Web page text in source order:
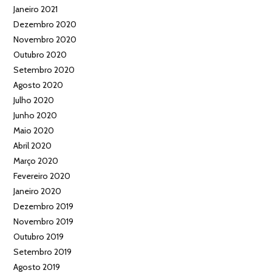
Janeiro 2021
Dezembro 2020
Novembro 2020
Outubro 2020
Setembro 2020
Agosto 2020
Julho 2020
Junho 2020
Maio 2020
Abril 2020
Março 2020
Fevereiro 2020
Janeiro 2020
Dezembro 2019
Novembro 2019
Outubro 2019
Setembro 2019
Agosto 2019